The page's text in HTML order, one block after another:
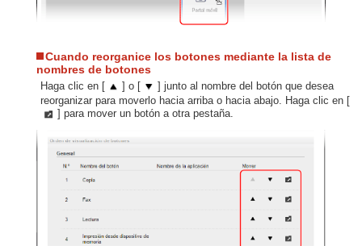
Cuando reorganice los botones mediante la lista de
nombres de botones
Haga clic en [ ] o [
] junto al nombre del botón que desea
reorganizar para moverlo hacia arriba o hacia abajo. Haga clic en [
] para mover un botón a otra pestaña.